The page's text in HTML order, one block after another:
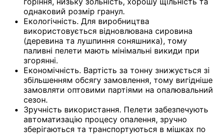
однаковий розмір гранул.
Екологічність. Для виробництва
використовується відновлювана сировина
(деревина та лушпиння соняшника), тому
паливні пелети мають мінімальні викиди при
згорянні.
Економічність. Вартість за тонну знижується зі
збільшенням обсягу замовлення, тому вигідніше
замовляти оптовими партіями на опалювальний
сезон.
Зручність використання. Пелети забезпечують
автоматизацію процесу опалення, зручно
зберігаються та транспортуються в мішках по